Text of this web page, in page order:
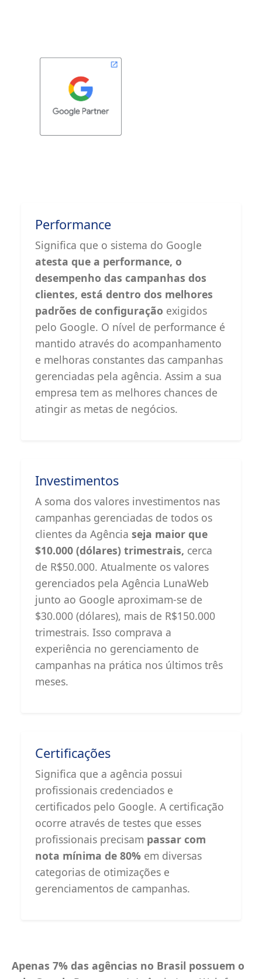
Performance
Significa que o sistema do Google
atesta que a performance, o
desempenho das campanhas dos
clientes, está dentro dos melhores
padrões de configuração exigidos
pelo Google. O nível de performance é
mantido através do acompanhamento
e melhoras constantes das campanhas
gerenciadas pela agência. Assim a sua
empresa tem as melhores chances de
atingir as metas de negócios.
Investimentos
A soma dos valores investimentos nas
campanhas gerenciadas de todos os
clientes da Agência seja maior que
$10.000 (dólares) trimestrais, cerca
de R$50.000. Atualmente os valores
gerenciados pela Agência LunaWeb
junto ao Google aproximam-se de
$30.000 (dólares), mais de R$150.000
trimestrais. Isso comprava a
experiência no gerenciamento de
campanhas na prática nos últimos três
meses.
Certificações
Significa que a agência possui
profissionais credenciados e
certificados pelo Google. A certificação
ocorre através de testes que esses
profissionais precisam passar com
nota mínima de 80% em diversas
categorias de otimizações e
gerenciamentos de campanhas.
Apenas 7% das agências no Brasil possuem o